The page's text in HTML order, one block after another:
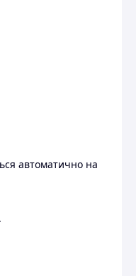
автоматично на